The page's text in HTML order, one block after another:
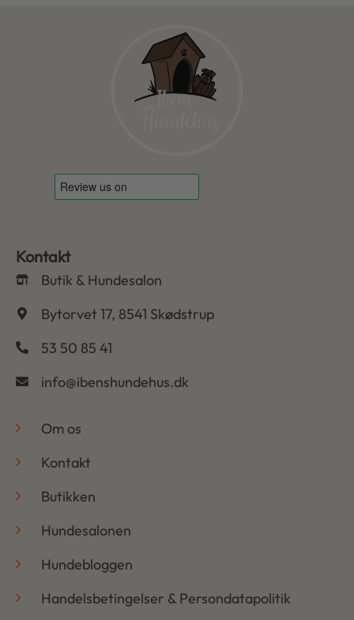
Kontakt
Butik & Hundesalon
Bytorvet 17, 8541 Skødstrup
53 50 85 41
info@ibenshundehus.dk
Om os
Kontakt
Butikken
Hundesalonen
Hundebloggen
Handelsbetingelser & Persondatapolitik